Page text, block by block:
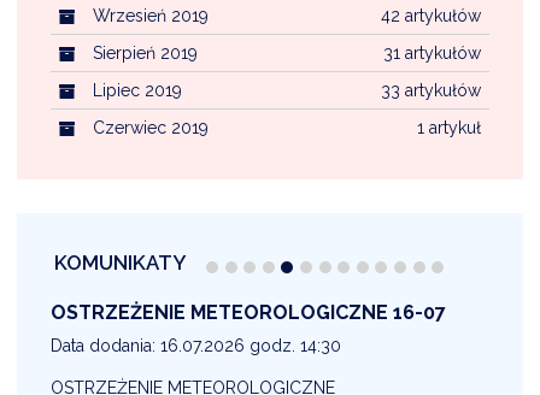
42 artykułów
Wrzesień 2019
31 artykułów
Sierpień 2019
33 artykułów
Lipiec 2019
1 artykuł
Czerwiec 2019
KOMUNIKATY
OSTRZEŻENIE METEOROLOGICZNE 16-07
Data dodania: 16.07.2026 godz. 14:30
OSTRZEŻENIE METEOROLOGICZNE